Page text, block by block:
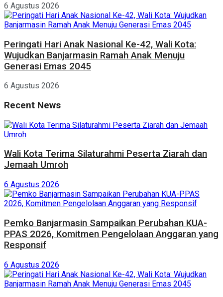
6 Agustus 2026
Peringati Hari Anak Nasional Ke-42, Wali Kota:
Wujudkan Banjarmasin Ramah Anak Menuju
Generasi Emas 2045
6 Agustus 2026
Recent News
Wali Kota Terima Silaturahmi Peserta Ziarah dan
Jemaah Umroh
6 Agustus 2026
Pemko Banjarmasin Sampaikan Perubahan KUA-
PPAS 2026, Komitmen Pengelolaan Anggaran yang
Responsif
6 Agustus 2026